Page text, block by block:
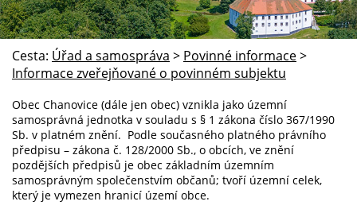
Cesta: Úřad a samospráva > Povinné informace>
Informace zveřejňované o povinném subjektu
Obec Chanovice (dále jen obec) vznikla jako územní
samosprávná jednotka v souladu s § 1 zákona číslo 367/1990
Sb. v platném znění. Podle současného platného právního
předpisu – zákona č. 128/2000 Sb., o obcích, ve znění
pozdějších předpisů je obec základním územním
samosprávným společenstvím občanů; tvoří územní celek,
který je vymezen hranicí území obce.